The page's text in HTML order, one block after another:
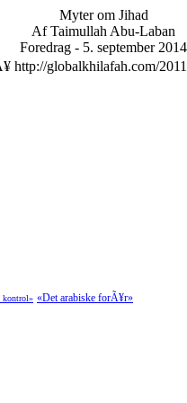
Myter om Jihad
Af Taimullah Abu-Laban
Foredrag - 5. september 2014
http://globalkhilafah.com/2011
kontrol» «Det arabiske forÃ¥r»